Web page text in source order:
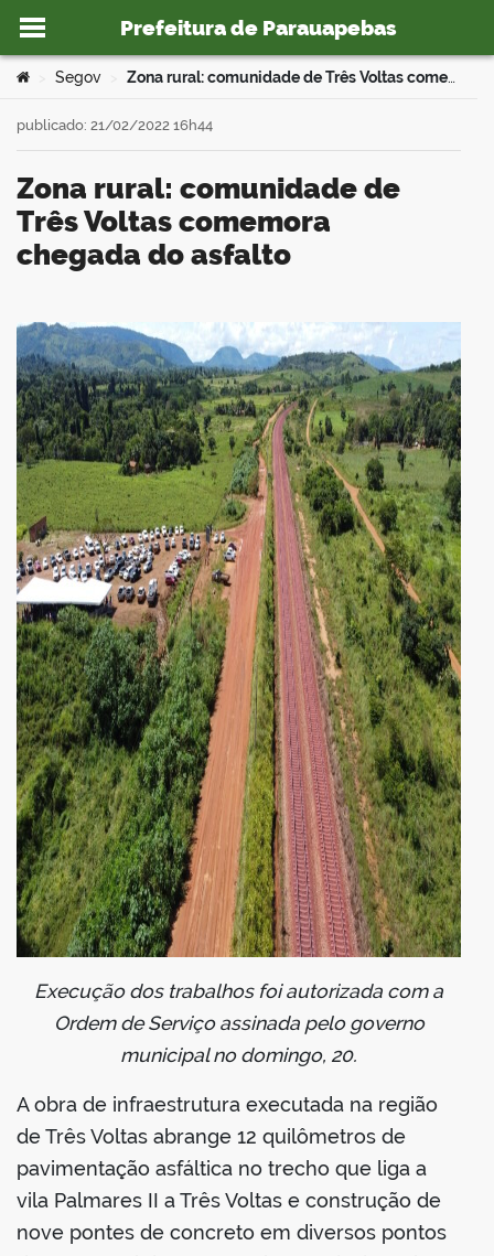
Ir para o conteúdo
Prefeitura de Parauapebas
portal
Você está aqui:
Segov Zona rural: comunidade de Três Voltas comemora chegada do asfalto
Zona rural: comunidade de
Três Voltas comemora
chegada do asfalto
publicado: 21/02/2022 16h44
Execução dos trabalhos foi autorizada com a
Ordem de Serviço assinada pelo governo
municipal no domingo, 20.
A obra de infraestrutura executada na região
de Três Voltas abrange 12 quilômetros de
pavimentação asfáltica no trecho que liga a
vila Palmares II a Três Voltas e construção de
nove pontes de concreto em diversos pontos